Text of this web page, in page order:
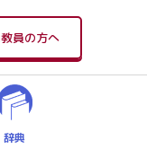
教員の方へ
辞典